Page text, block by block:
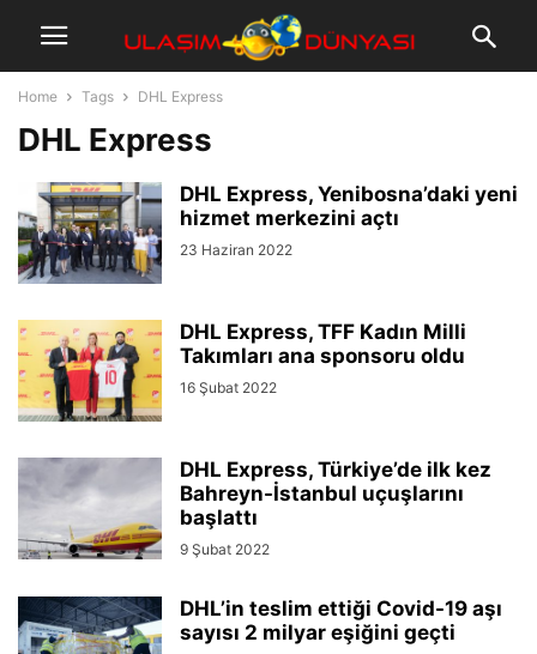
Home Tags DHL Express
DHL Express
DHL Express, Yenibosna’daki yeni
hizmet merkezini açtı
23 Haziran 2022
DHL Express, TFF Kadın Milli
Takımları ana sponsoru oldu
16 Şubat 2022
DHL Express, Türkiye’de ilk kez
Bahreyn-İstanbul uçuşlarını
başlattı
9 Şubat 2022
DHL’in teslim ettiği Covid-19 aşı
sayısı 2 milyar eşiğini geçti